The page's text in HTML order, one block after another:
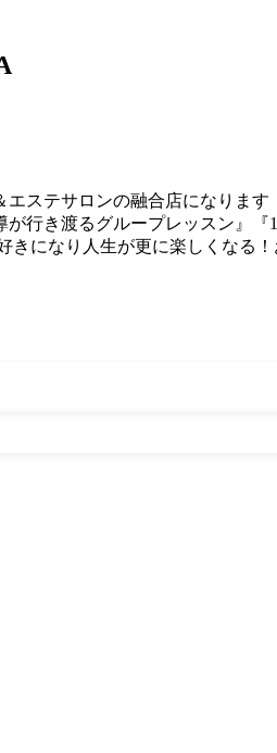
ステサロンの融合店になりま
行き渡るグループレッスン』
になり人生が更に楽しくなる